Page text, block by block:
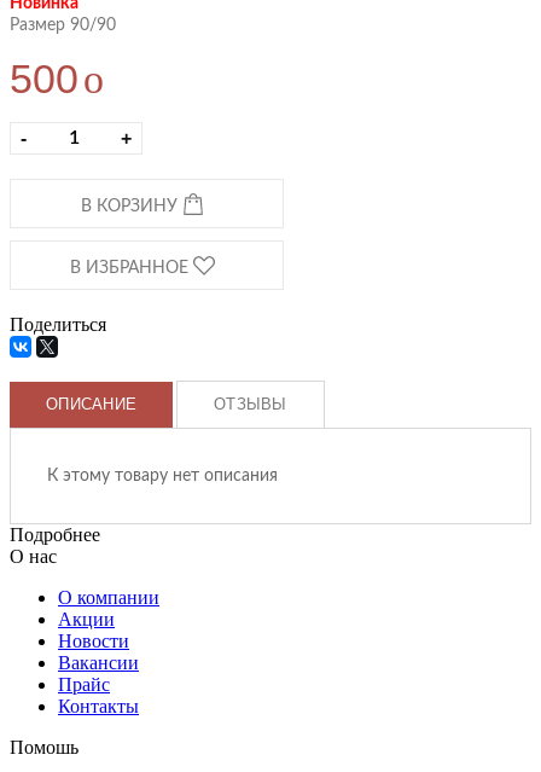
Новинка
Размер 90/90
500o
- +
В КОРЗИНУ
В ИЗБРАННОЕ
Поделиться
ОПИСАНИЕ ОТЗЫВЫ
К этому товару нет описания
Подробнее
О нас
О компании
Акции
Новости
Вакансии
Прайс
Контакты
Помошь